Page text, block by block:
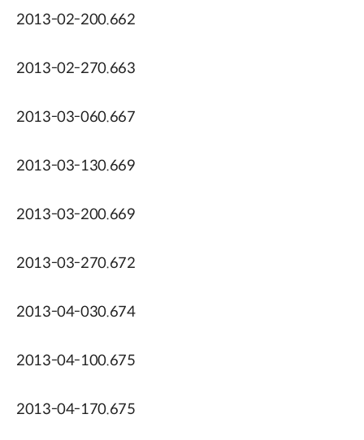
2013-02-200.662
2013-02-270.663
2013-03-060.667
2013-03-130.669
2013-03-200.669
2013-03-270.672
2013-04-030.674
2013-04-100.675
2013-04-170.675